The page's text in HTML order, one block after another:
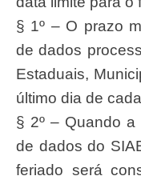
§ 1º – O prazo
de dados
Estaduais,
último dia de
§ 2º – Quando
de dados do
feriado será